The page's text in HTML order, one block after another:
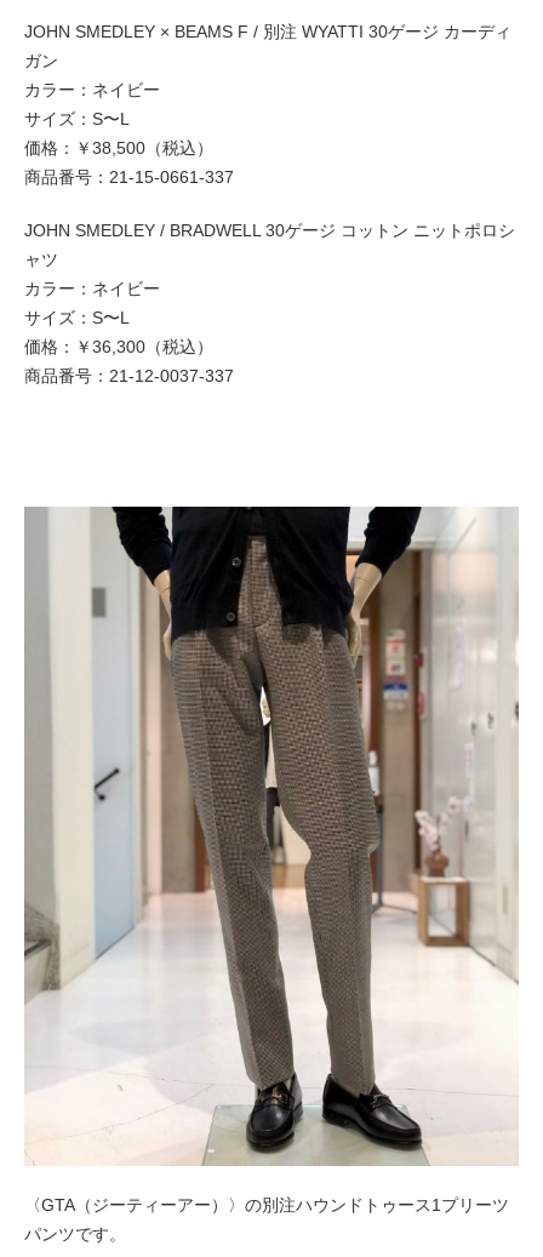
JOHN SMEDLEY × BEAMS F / 別注 WYATTI 30ゲージ カーディ
ガン
カラー：ネイビー
サイズ：S〜L
価格：￥38,500（税込）
商品番号：21-15-0661-337
JOHN SMEDLEY / BRADWELL 30ゲージ コットン ニットポロシ
ャツ
カラー：ネイビー
サイズ：S〜L
価格：￥36,300（税込）
商品番号：21-12-0037-337
〈GTA（ジーティーアー）〉の別注ハウンドトゥース1プリーツ
パンツです。